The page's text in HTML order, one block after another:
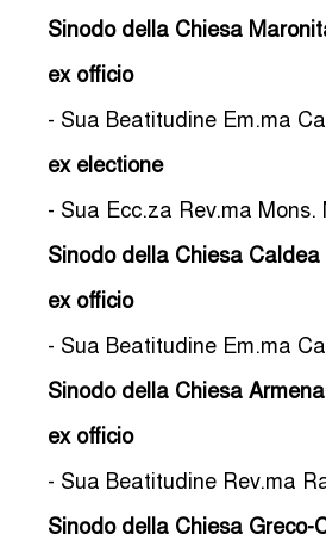
Sinodo della Chiesa
ex officio
- Sua Beatitudine Em.ma
ex electione
- Sua Ecc.za Rev.ma
Sinodo della Chiesa Caldea
ex officio
- Sua Beatitudine Em.ma
Sinodo della Chiesa
ex officio
- Sua Beatitudine Rev.ma
Sinodo della Chiesa